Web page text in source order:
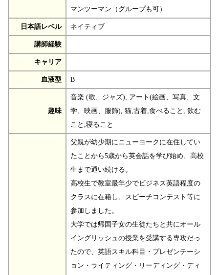
マンツーマン（グループも可）
日本語レベル ネイティブ
講師経験
キャリア
血液型 B
趣味
音楽 (歌、ジャズ), アート(絵画、写真、文
学、映画、服飾), 猫,古着,食べること, 飲む
こと,寝ること
父親が幼少期にニューヨークに在住してい
たことから5歳から英会話を学び始め、高校
生まで通い続ける。
高校生で教室最年少でビジネス英語程度の
クラスに在籍し、スピーチコンテスト等に
参加しました。
大学では帰国子女の生徒たちと共にオール
イングリッシュの授業を受講する専攻だっ
たので、英語スキル科目・プレゼンテーシ
ョン・ライティング・リーディング・ディ